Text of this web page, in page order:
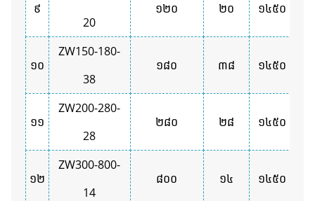
៩
20
១២០ ២០ ១៤៥០
១០
ZW150-180-
38
១៨០ ៣៨ ១៤៥០
១១
ZW200-280-
28
២៨០ ២៨ ១៤៥០
១២
ZW300-800-
14
៨០០ ១៤ ១៤៥០